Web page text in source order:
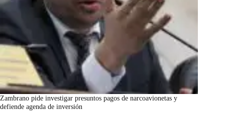
Zambrano pide investigar presuntos pagos de narcoavionetas y
defiende agenda de inversión